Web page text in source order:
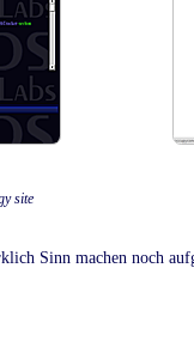
site
Sinn machen noch